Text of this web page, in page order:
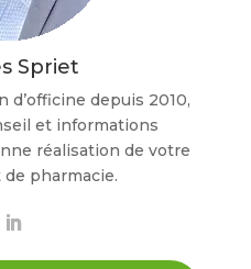
Spriet
d’officine depuis 2010,
et informations
réalisation de votre
de pharmacie.